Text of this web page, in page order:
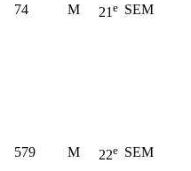
74 M 21 e SEM
579 M 22e SEM